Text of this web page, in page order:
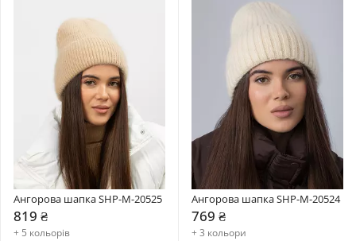
Ангорова шапка SHP-M-20525
819 ₴
+ 5 кольорів
Ангорова шапка SHP-M-20524
769 ₴
+ 3 кольори